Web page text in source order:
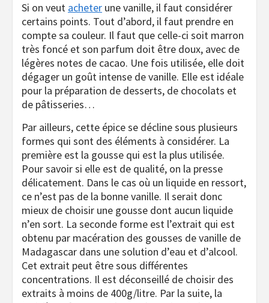
Si on veut acheter une vanille, il faut considérer
certains points. Tout d’abord, il faut prendre en
compte sa couleur. Il faut que celle-ci soit marron
très foncé et son parfum doit être doux, avec de
légères notes de cacao. Une fois utilisée, elle doit
dégager un goût intense de vanille. Elle est idéale
pour la préparation de desserts, de chocolats et
de pâtisseries…
Par ailleurs, cette épice se décline sous plusieurs
formes qui sont des éléments à considérer. La
première est la gousse qui est la plus utilisée.
Pour savoir si elle est de qualité, on la presse
délicatement. Dans le cas où un liquide en ressort,
ce n’est pas de la bonne vanille. Il serait donc
mieux de choisir une gousse dont aucun liquide
n’en sort. La seconde forme est l’extrait qui est
obtenu par macération des gousses de vanille de
Madagascar dans une solution d’eau et d’alcool.
Cet extrait peut être sous différentes
concentrations. Il est déconseillé de choisir des
extraits à moins de 400g/litre. Par la suite, la